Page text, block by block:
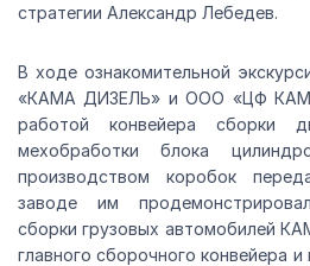
стратегии Александр Лебедев.
В ходе ознакомительной
«КАМА ДИЗЕЛЬ» и ООО «ЦФ
работой конвейера сборки
мехобработки блока
производством коробок
заводе им
сборки грузовых автомобилей
главного сборочного конвейера и